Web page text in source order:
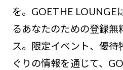
を。GOETHE LOUNGE
るあなたのための登録無
ス。限定イベント、優待
ぐりの情報を通じて、